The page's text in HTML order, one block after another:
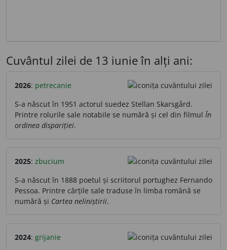
Cuvântul zilei de 13 iunie în alți ani:
2026: petrecanie
S-a născut în 1951 actorul suedez Stellan Skarsgård.
Printre rolurile sale notabile se numără și cel din filmul În
ordinea dispariției.
2025: zbucium
S-a născut în 1888 poetul și scriitorul portughez Fernando
Pessoa. Printre cărțile sale traduse în limba română se
numără și Cartea neliniștirii.
2024: grijanie